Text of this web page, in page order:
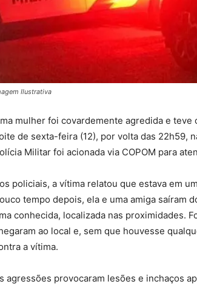
Ilustrativa
mulher foi covardemente agredida e
de sexta-feira (12), por volta das 22h59,
Militar foi acionada via COPOM para
policiais, a vítima relatou que estava em
tempo depois, ela e uma amiga saíram
conhecida, localizada nas proximidades.
ao local e, sem que houvesse
a vítima.
agressões provocaram lesões e inchaços